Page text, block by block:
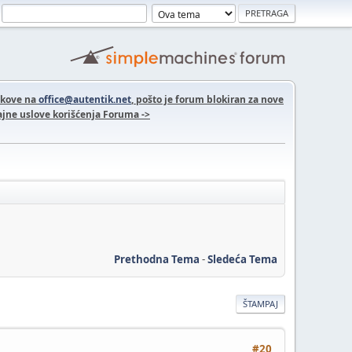
naoffice@autentik.net, pošto je forum blokiran za nove
uslove korišćenja Foruma ->
Prethodna Tema -Sledeća Tema
ŠTAMPAJ
#20